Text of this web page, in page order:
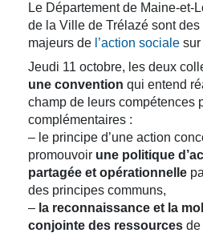
Le Département de Maine-et-
de la Ville de Trélazé sont
majeurs de l’action sociale sur
Jeudi 11 octobre, les deux
une convention qui entend
champ de leurs compétences
complémentaires :
– le principe d’une action
promouvoir une politique
partagée et opérationnelle
des principes communs,
– la reconnaissance et la
conjointe des ressources de